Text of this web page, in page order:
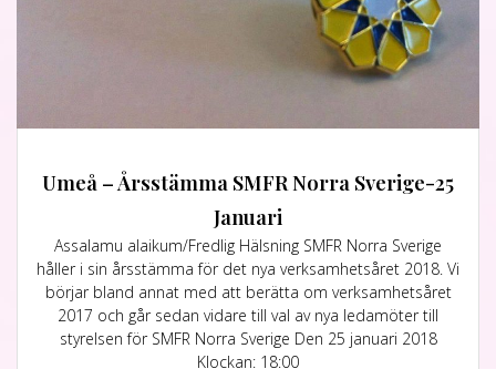
Umeå – Årsstämma SMFR Norra Sverige-25
Januari
Assalamu alaikum/Fredlig Hälsning SMFR Norra Sverige
håller i sin årsstämma för det nya verksamhetsåret 2018. Vi
börjar bland annat med att berätta om verksamhetsåret
2017 och går sedan vidare till val av nya ledamöter till
styrelsen för SMFR Norra Sverige Den 25 januari 2018
Klockan: 18:00